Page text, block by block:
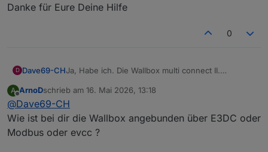
Danke für Eure Deine Hilfe
0
D Dave69-CHJa, Habe ich. Die Wallbox multi connect II.
Danke für Eure Deine Hilfe
A
Offline
ArnoDschrieb am 16. Mai 2026, 13:18
zuletzt editiert von
@Dave69-CH
Wie ist bei dir die Wallbox angebunden über E3DC oder
Modbus oder evcc ?